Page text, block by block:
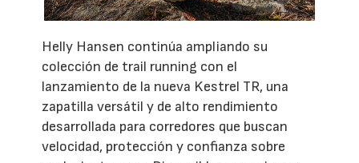
Helly Hansen continúa ampliando su
colección de trail running con el
lanzamiento de la nueva Kestrel TR, una
zapatilla versátil y de alto rendimiento
desarrollada para corredores que buscan
velocidad, protección y confianza sobre